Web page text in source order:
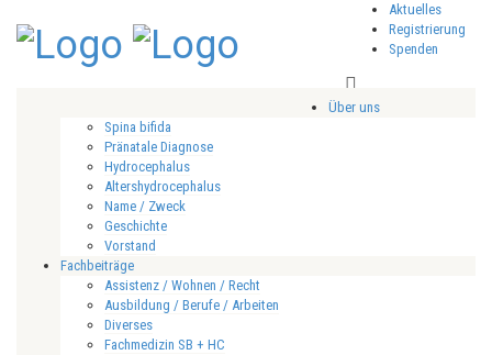
Aktuelles
Registrierung
Spenden
Über uns
Spina bifida
Pränatale Diagnose
Hydrocephalus
Altershydrocephalus
Name / Zweck
Geschichte
Vorstand
Fachbeiträge
Assistenz / Wohnen / Recht
Ausbildung / Berufe / Arbeiten
Diverses
Fachmedizin SB + HC